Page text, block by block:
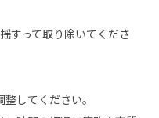
すって取り除いてくださ
してください。